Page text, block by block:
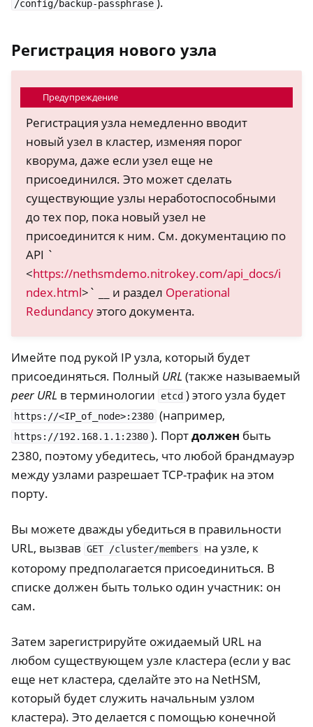
/config/backup-passphrase
Регистрация нового узла
Предупреждение
Регистрация узла немедленно вводит
новый узел в кластер, изменяя порог
кворума, даже если узел еще не
присоединился. Это может сделать
существующие узлы неработоспособными
до тех пор, пока новый узел не
присоединится к ним. См. документацию по
API `
<https://nethsmdemo.nitrokey.com/api_docs/i
ndex.html>` __ и раздел Operational
Redundancyэтого документа.
Имейте под рукой IP узла, который будет
присоединяться. Полный URL (также называемый
peer URL в терминологии etcd ) этого узла будет
https://<IP_of_node>:2380 (например,
https://192.168.1.1:2380 ). Портдолжен быть
2380, поэтому убедитесь, что любой брандмауэр
между узлами разрешает TCP-трафик на этом
порту.
Вы можете дважды убедиться в правильности
URL, вызвав GET /cluster/members
на узле, к
которому предполагается присоединиться. В
списке должен быть только один участник: он
сам.
Затем зарегистрируйте ожидаемый URL на
любом существующем узле кластера (если у вас
еще нет кластера, сделайте это на NetHSM,
который будет служить начальным узлом
кластера). Это делается с помощью конечной